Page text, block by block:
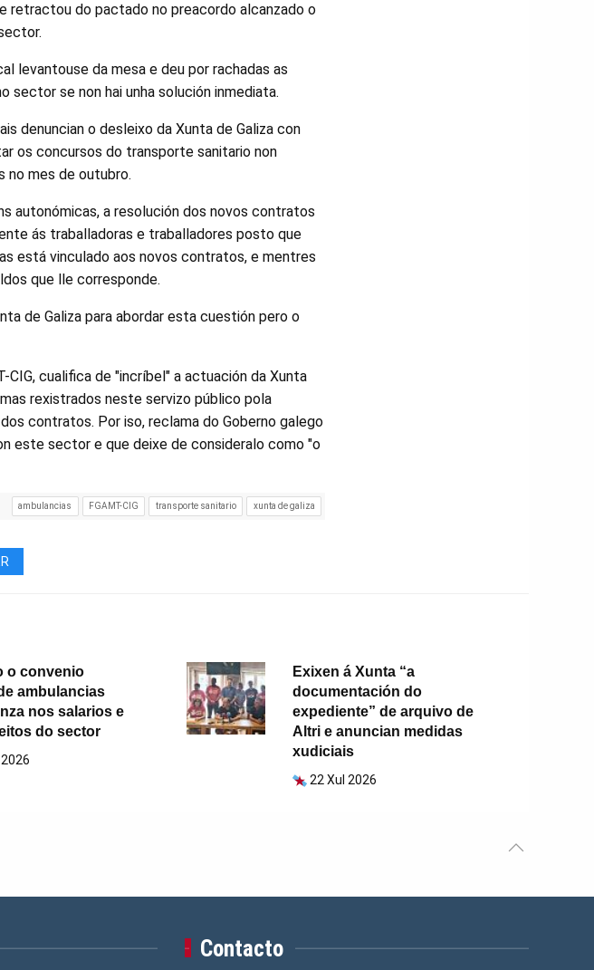
retractou do pactado no preacordo alcanzado o
levantouse da mesa e deu por rachadas as
sector se non hai unha solución inmediata.
denuncian o desleixo da Xunta de Galiza con
os concursos do transporte sanitario non
no mes de outubro.
autonómicas, a resolución dos novos contratos
ás traballadoras e traballadores posto que
está vinculado aos novos contratos, e mentres
que lle corresponde.
de Galiza para abordar esta cuestión pero o
cualifica de "incríbel" a actuación da Xunta
rexistrados neste servizo público pola
contratos. Por iso, reclama do Goberno galego
este sector e que deixe de consideralo como "o
ambulancias FGAMT-CIG transporte sanitario xunta de galiza
o convenio
ambulancias
nos salarios e
do sector
Exixen á Xunta “a
documentación do
expediente” de arquivo de
Altri e anuncian medidas
xudiciais
22 Xul 2026
Contacto